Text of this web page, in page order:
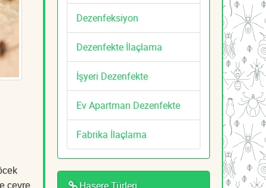
çevre
Dezenfeksiyon
Dezenfekte İlaçlama
İşyeri Dezenfekte
Ev Apartman Dezenfekte
Fabrika İlaçlama
Haşere Türleri